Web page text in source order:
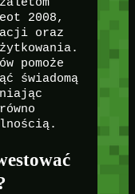
2008,
oraz
pomoże
świadomą